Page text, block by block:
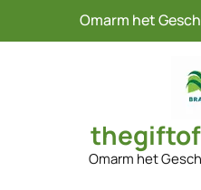
Omarm het
Omarm het